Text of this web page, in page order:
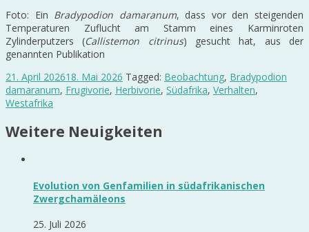
Foto: Ein Bradypodion damaranum, dass vor den steigenden
Temperaturen Zuflucht am Stamm eines Karminroten
Zylinderputzers (Callistemon citrinus) gesucht hat, aus der
genannten Publikation
21. April 202618. Mai 2026 Tagged: Beobachtung, Bradypodion
damaranum, Frugivorie, Herbivorie, Südafrika, Verhalten,
Westafrika
Weitere Neuigkeiten
Evolution von Genfamilien in südafrikanischen
Zwergchamäleons
25. Juli 2026